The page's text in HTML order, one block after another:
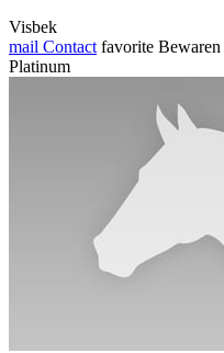
Visbek
mail Contact favorite Bewaren
Platinum